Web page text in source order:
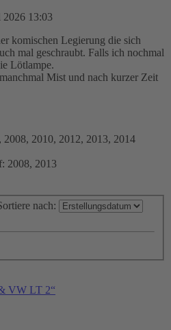
2026 13:03
komischen Legierung die sich
mal geschraubt. Falls ich nochmal
Lötlampe.
Mist und nach kurzer Zeit
2010, 2012, 2013, 2014
2008, 2013
nach:
VW LT 2“